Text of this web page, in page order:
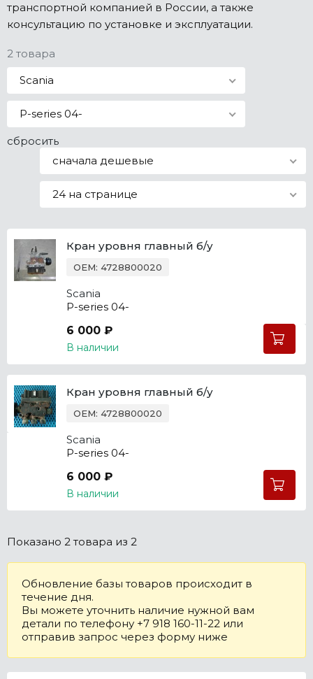
Все марки
транспортной компанией в России, а также
консультацию по установке и эксплуатации.
2 товара
Scania
P-series 04-
сбросить
сначала дешевые
24 на странице
Кран уровня главный б/у
OEM: 4728800020
Scania
P-series 04-
6 000 ₽
В наличии
Кран уровня главный б/у
OEM: 4728800020
Scania
P-series 04-
6 000 ₽
В наличии
Показано 2 товара из 2
Обновление базы товаров происходит в
течение дня.
Вы можете уточнить наличие нужной вам
детали по телефону +7 918 160-11-22 или
отправив запрос через форму ниже